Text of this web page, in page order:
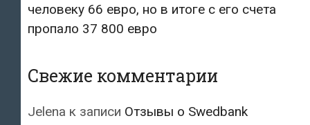
человеку 66 евро, но в итоге с его счета
пропало 37 800 евро
Свежие комментарии
Jelena к записи Отзывы о Swedbank